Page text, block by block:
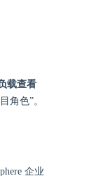
载查看
角色”。
企业